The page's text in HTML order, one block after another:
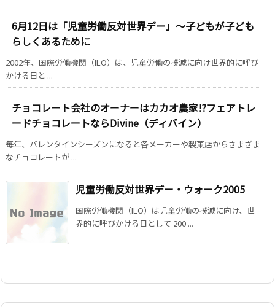
6月12日は「児童労働反対世界デー」～子どもが子ども
らしくあるために
2002年、国際労働機関（ILO）は、児童労働の撲滅に向け世界的に呼び
かける日と ...
チョコレート会社のオーナーはカカオ農家!?フェアトレ
ードチョコレートならDivine（ディバイン）
毎年、バレンタインシーズンになると各メーカーや製菓店からさまざま
なチョコレートが ...
児童労働反対世界デー・ウォーク2005
国際労働機関（ILO）は児童労働の撲滅に向け、世
界的に呼びかける日として 200 ...